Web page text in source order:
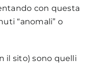
con questa
“anomali” o
il sito) sono quelli